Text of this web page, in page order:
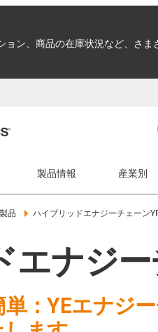
ン、商品の在庫状況など、さま
製品情報 産業別
品 ハイブリッドエナジーチェーン
エナジ
：YEエナジ